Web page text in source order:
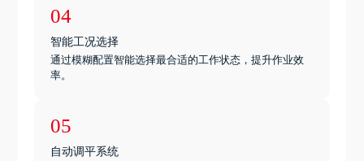
04
智能工况选择
通过模糊配置智能选择最合适的工作状态，提升作业效
率。
05
自动调平系统